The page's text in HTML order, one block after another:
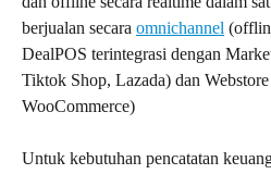
berjualan secara omnichannel
DealPOS terintegrasi dengan
Tiktok Shop, Lazada) dan
WooCommerce)
Untuk kebutuhan pencatatan